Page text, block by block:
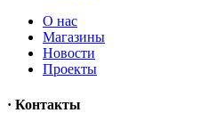
О нас
Магазины
Новости
Проекты
· Контакты